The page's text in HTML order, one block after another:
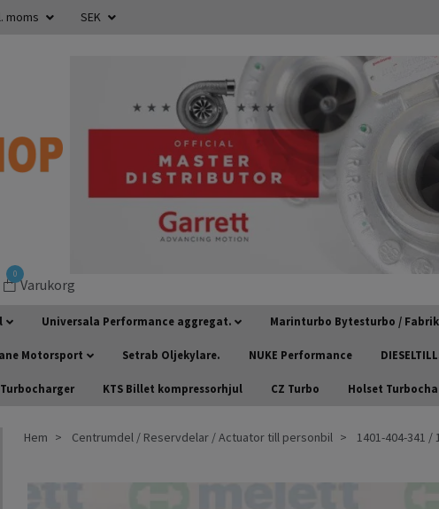
moms SEK
0
Varukorg
Universala Performance aggregat. Marinturbo Bytesturbo /
Motorsport Setrab Oljekylare. NUKE Performance
KTS Billet kompressorhjul CZ Turbo Holset
Hem Centrumdel / Reservdelar / Actuator till personbil 1401-404-341 /